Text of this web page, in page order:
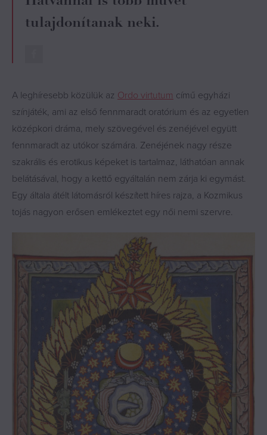
tulajdonítanak neki.
A leghíresebb közülük az Ordo virtutum című egyházi
színjáték, ami az első fennmaradt oratórium és az egyetlen
középkori dráma, mely szövegével és zenéjével együtt
fennmaradt az utókor számára. Zenéjének nagy része
szakrális és erotikus képeket is tartalmaz, láthatóan annak
belátásával, hogy a kettő egyáltalán nem zárja ki egymást.
Egy általa átélt látomásról készített híres rajza, a Kozmikus
tojás nagyon erősen emlékeztet egy női nemi szervre.